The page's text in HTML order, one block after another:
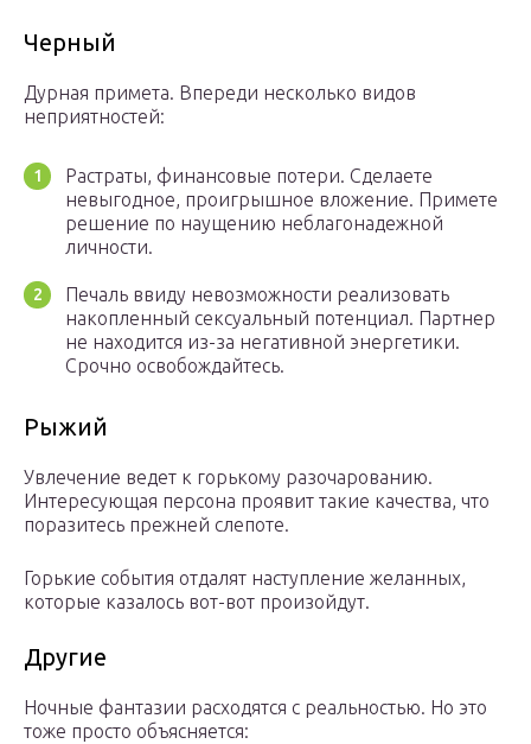
Черный
Дурная примета. Впереди несколько видов
неприятностей:
Растраты, финансовые потери. Сделаете
невыгодное, проигрышное вложение. Примете
решение по наущению неблагонадежной
личности.
Печаль ввиду невозможности реализовать
накопленный сексуальный потенциал. Партнер
не находится из-за негативной энергетики.
Срочно освобождайтесь.
Рыжий
Увлечение ведет к горькому разочарованию.
Интересующая персона проявит такие качества, что
поразитесь прежней слепоте.
Горькие события отдалят наступление желанных,
которые казалось вот-вот произойдут.
Другие
Ночные фантазии расходятся с реальностью. Но это
тоже просто объясняется: